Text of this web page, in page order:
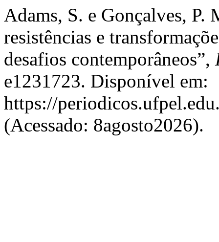
Adams, S. e Gonçalves, P.
resistências e
desafios contemporâneos”,
e1231723. Disponível em:
https://
(Acessado: 8agosto2026).